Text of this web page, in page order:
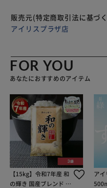
販売元(特定商取引法に基づ
アイリスプラザ店
FOR YOU
あなたにおすすめのアイテム
【15kg】令和7年産 和
の輝き 国産ブレンド 5
ア